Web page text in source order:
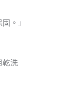
。」
乾洗